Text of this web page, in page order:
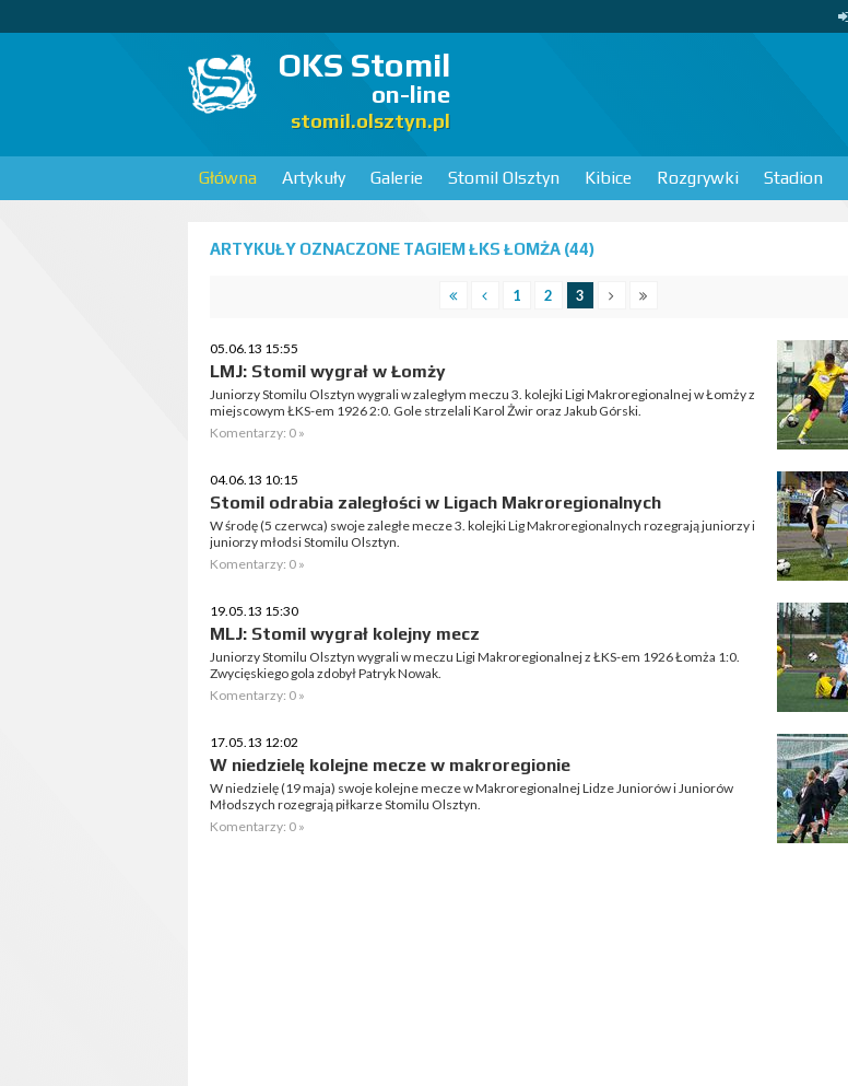
OKS Stomil
on-line
stomil.olsztyn.pl
Główna Artykuły Galerie Stomil Olsztyn Kibice Rozgrywki Stadion
ARTYKUŁY OZNACZONE TAGIEM ŁKS ŁOMŻA (44)
1 2 3
05.06.13 15:55
LMJ: Stomil wygrał w Łomży
Juniorzy Stomilu Olsztyn wygrali w zaległym meczu 3. kolejki Ligi Makroregionalnej w Łomży z
miejscowym ŁKS-em 1926 2:0. Gole strzelali Karol Żwir oraz Jakub Górski.
Komentarzy: 0 »
04.06.13 10:15
Stomil odrabia zaległości w Ligach Makroregionalnych
W środę (5 czerwca) swoje zaległe mecze 3. kolejki Lig Makroregionalnych rozegrają juniorzy i
juniorzy młodsi Stomilu Olsztyn.
Komentarzy: 0 »
19.05.13 15:30
MLJ: Stomil wygrał kolejny mecz
Juniorzy Stomilu Olsztyn wygrali w meczu Ligi Makroregionalnej z ŁKS-em 1926 Łomża 1:0.
Zwycięskiego gola zdobył Patryk Nowak.
Komentarzy: 0 »
17.05.13 12:02
W niedzielę kolejne mecze w makroregionie
W niedzielę (19 maja) swoje kolejne mecze w Makroregionalnej Lidze Juniorów i Juniorów
Młodszych rozegrają piłkarze Stomilu Olsztyn.
Komentarzy: 0 »